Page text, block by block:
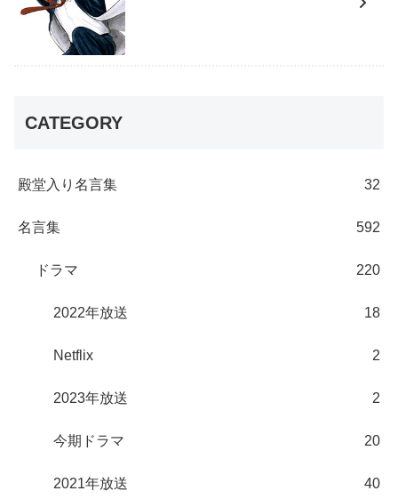
CATEGORY
殿堂入り名言集 32
名言集 592
ドラマ 220
2022年放送 18
Netflix 2
2023年放送 2
今期ドラマ 20
2021年放送 40